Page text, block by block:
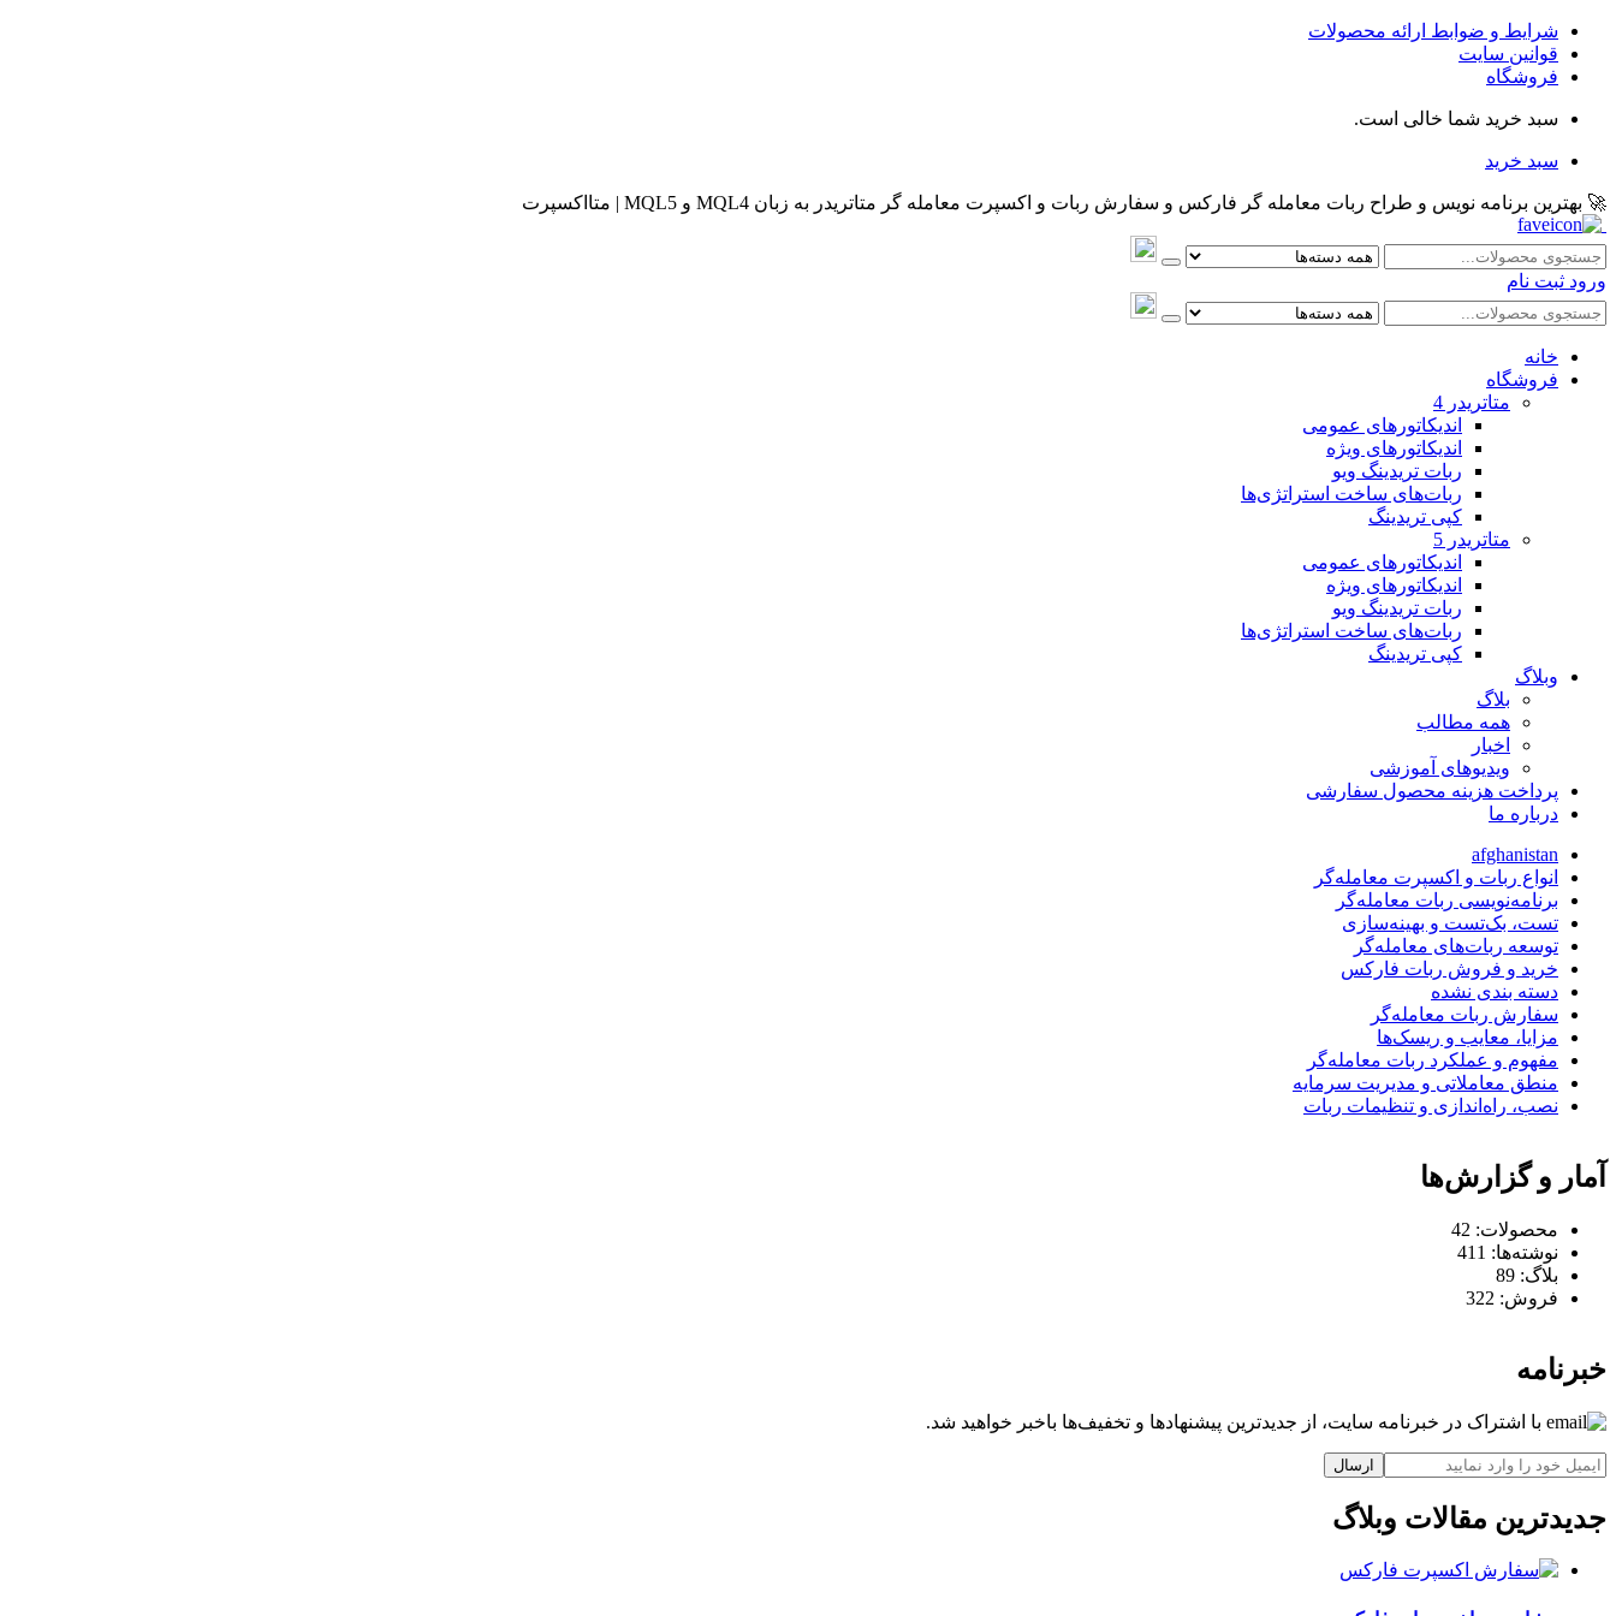
شرایط و ضوابط ارائه محصولات
قوانین سایت
فروشگاه
سبد خرید شما خالی است.
سبد خرید
🚀 بهترین برنامه نویس و طراح ربات معامله گر فارکس و سفارش ربات و اکسپرت معامله گر متاتریدر به زبان MQL4 و MQL5 | متااکسپرت
ورود ثبت نام
خانه
فروشگاه
متاتريدر 4
اندیکاتورهای عمومی
اندیکاتورهای ویژه
ربات تریدینگ ویو
ربات‌های ساخت استراتژی‌ها
کپی تریدینگ
متاتريدر 5
اندیکاتورهای عمومی
اندیکاتورهای ویژه
ربات تریدینگ ویو
ربات‌های ساخت استراتژی‌ها
کپی تریدینگ
وبلاگ
بلاگ
همه مطالب
اخبار
ویدیوهای آموزشی
پرداخت هزینه محصول سفارشی
درباره ما
afghanistan
انواع ربات و اکسپرت معامله‌گر
برنامه‌نویسی ربات معامله‌گر
تست، بک‌تست و بهینه‌سازی
توسعه ربات‌های معامله‌گر
خرید و فروش ربات فارکس
دسته بندی نشده
سفارش ربات معامله‌گر
مزایا، معایب و ریسک‌ها
مفهوم و عملکرد ربات معامله‌گر
منطق معاملاتی و مدیریت سرمایه
نصب، راه‌اندازی و تنظیمات ربات
آمار و گزارش‌ها
محصولات: 42
نوشته‌ها: 411
بلاگ: 89
فروش: 322
خبرنامه
با اشتراک در خبرنامه سایت، از جدیدترین پیشنهادها و تخفیف‌ها باخبر خواهید شد.
ارسال
جدیدترین مقالات وبلاگ